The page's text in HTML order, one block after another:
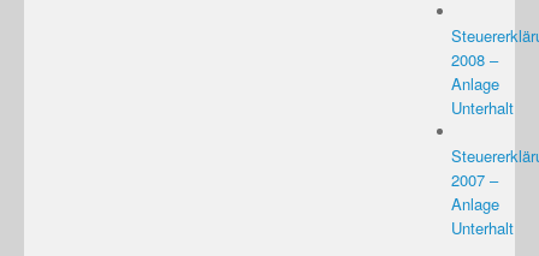
2008 –
Anlage
Unterhalt
2007 –
Anlage
Unterhalt